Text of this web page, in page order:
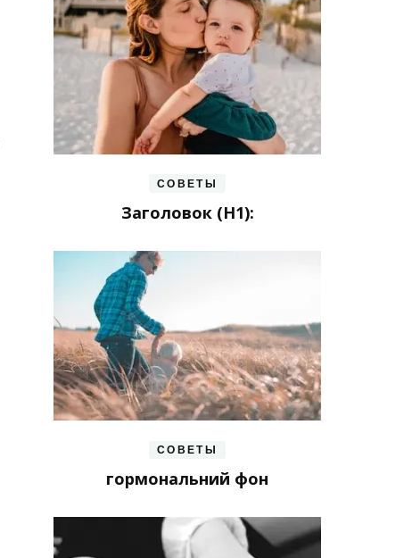
СОВЕТЫ
Заголовок (H1):
СОВЕТЫ
гормональний фон